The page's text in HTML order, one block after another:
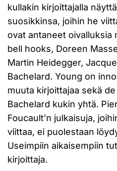
kullakin kirjoittajalla
suosikkinsa, joihin he
ovat antaneet oivalluksia
bell hooks, Doreen
Martin Heidegger,
Bachelard. Young on
muuta kirjoittajaa sekä
Bachelard kukin yhtä.
Foucault’n julkaisuja,
viittaa, ei puolestaan
Useimpiin aikaisempiin
kirjoittaja.